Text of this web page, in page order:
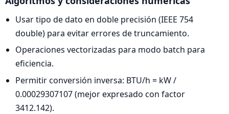
Usar tipo de dato en doble precisión (IEEE 754
double) para evitar errores de truncamiento.
Operaciones vectorizadas para modo batch para
eficiencia.
Permitir conversión inversa: BTU/h = kW /
0.00029307107 (mejor expresado con factor
3412.142).